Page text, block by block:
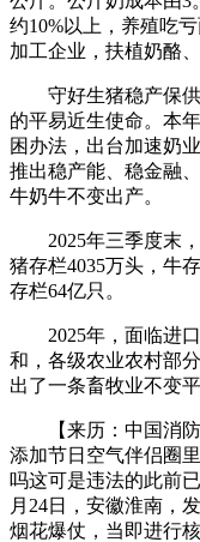
约10%以上，养殖吃
加工企业，扶植奶酪
守好生猪稳产保供
的平易近生使命。本
困办法，出台加速奶
推出稳产能、稳金融
牛奶牛不变出产。
2025年三季度末，
猪存栏4035万头，牛
存栏64亿只。
2025年，面临进口
和，各级农业农村部
出了一条畜牧业不变
【来历：中国消防
添加节日空气伴侣圈
吗这可是违法的此前
月24日，安徽淮南，
烟花爆仗，当即进行